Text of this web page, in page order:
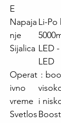
E
Napaja
nje
Li-Po
Sijalica LED
LED
Operat
ivno
vreme
:
i
Svetlos